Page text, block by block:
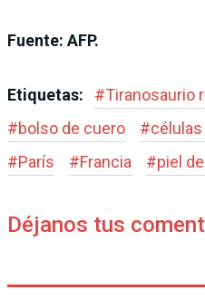
Fuente: AFP.
Etiquetas: #Tiranosaurio
#bolso de cuero #
#París #Francia #piel
Déjanos tus